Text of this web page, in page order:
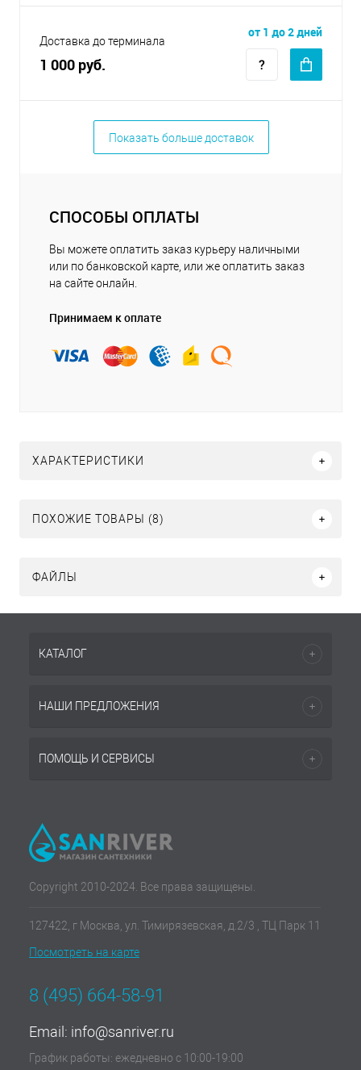
Доставка до терминала
1 000 руб.
от 1 до 2 дней
Показать больше доставок
СПОСОБЫ ОПЛАТЫ
Вы можете оплатить заказ курьеру наличными
или по банковской карте, или же оплатить заказ
на сайте онлайн.
Принимаем к оплате
ХАРАКТЕРИСТИКИ
ПОХОЖИЕ ТОВАРЫ (8)
ФАЙЛЫ
КАТАЛОГ
НАШИ ПРЕДЛОЖЕНИЯ
ПОМОЩЬ И СЕРВИСЫ
Copyright 2010-2024. Все права защищены.
127422, г Москва, ул. Тимирязевская, д.2/3 , ТЦ Парк 11
Посмотреть на карте
8 (495) 664-58-91
Email: info@sanriver.ru
График работы: ежедневно с 10:00-19:00